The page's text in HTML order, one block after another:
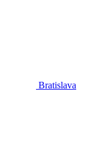
Bratislava